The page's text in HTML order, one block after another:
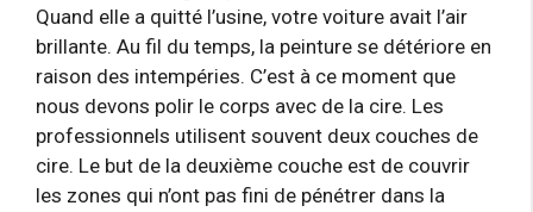
Quand elle a quitté l’usine, votre voiture avait l’air
brillante. Au fil du temps, la peinture se détériore en
raison des intempéries. C’est à ce moment que
nous devons polir le corps avec de la cire. Les
professionnels utilisent souvent deux couches de
cire. Le but de la deuxième couche est de couvrir
les zones qui n’ont pas fini de pénétrer dans la